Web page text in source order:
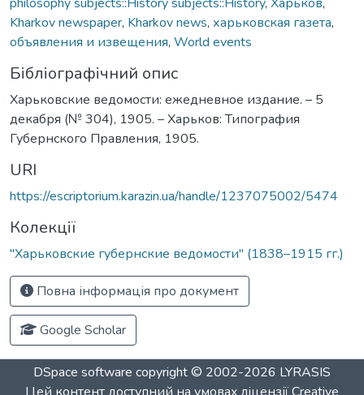
Kharkov newspaper, Kharkov news, харьковская газета,
объявления и извещения, World events
Бібліографічний опис
Харьковские ведомости: ежедневное издание. – 5
декабря (№ 304), 1905. – Харьков: Типография
Губернского Правления, 1905.
URI
https://escriptorium.karazin.ua/handle/1237075002/5474
Колекції
"Харьковские губернские ведомости" (1838–1915 гг.)
Повна інформація про документ
Google Scholar
DSpace software copyright © 2002-2026 LYRASIS